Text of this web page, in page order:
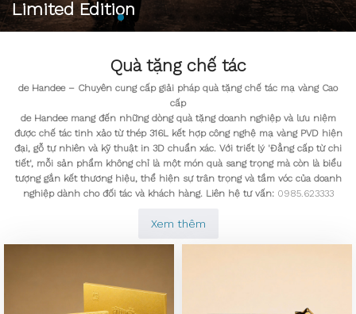
Limited Edition
Quà tặng chế tác
de Handee – Chuyên cung cấp giải pháp quà tặng chế tác mạ vàng Cao
cấp
de Handee mang đến những dòng quà tặng doanh nghiệp và lưu niệm
được chế tác tinh xảo từ thép 316L kết hợp công nghệ mạ vàng PVD hiện
đại, gỗ tự nhiên và kỹ thuật in 3D chuẩn xác. Với triết lý 'Đẳng cấp từ chi
tiết', mỗi sản phẩm không chỉ là một món quà sang trọng mà còn là biểu
tượng gắn kết thương hiệu, thể hiện sự trân trọng và tầm vóc của doanh
nghiệp dành cho đối tác và khách hàng. Liên hệ tư vấn: 0985.623333
Xem thêm